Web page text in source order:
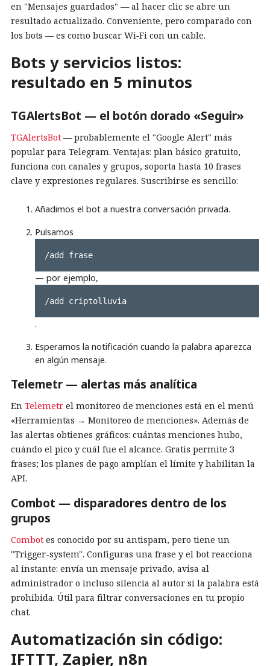
en "Mensajes guardados" — al hacer clic se abre un
resultado actualizado. Conveniente, pero comparado con
los bots — es como buscar Wi‑Fi con un cable.
Bots y servicios listos:
resultado en 5 minutos
TGAlertsBot — el botón dorado «Seguir»
TGAlertsBot — probablemente el "Google Alert" más
popular para Telegram. Ventajas: plan básico gratuito,
funciona con canales y grupos, soporta hasta 10 frases
clave y expresiones regulares. Suscribirse es sencillo:
Añadimos el bot a nuestra conversación privada.
Pulsamos
/add frase
— por ejemplo,
/add criptolluvia
.
Esperamos la notificación cuando la palabra aparezca
en algún mensaje.
Telemetr — alertas más analítica
En Telemetr el monitoreo de menciones está en el menú
«Herramientas → Monitoreo de menciones». Además de
las alertas obtienes gráficos: cuántas menciones hubo,
cuándo el pico y cuál fue el alcance. Gratis permite 3
frases; los planes de pago amplían el límite y habilitan la
API.
Combot — disparadores dentro de los
grupos
Combot es conocido por su antispam, pero tiene un
"Trigger-system". Configuras una frase y el bot reacciona
al instante: envía un mensaje privado, avisa al
administrador o incluso silencia al autor si la palabra está
prohibida. Útil para filtrar conversaciones en tu propio
chat.
Automatización sin código:
IFTTT, Zapier, n8n